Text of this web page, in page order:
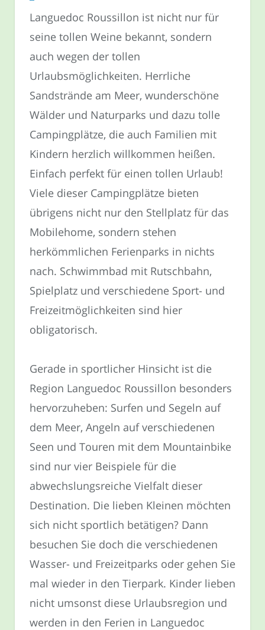
Languedoc Roussillon ist nicht nur für
seine tollen Weine bekannt, sondern
auch wegen der tollen
Urlaubsmöglichkeiten. Herrliche
Sandstrände am Meer, wunderschöne
Wälder und Naturparks und dazu tolle
Campingplätze, die auch Familien mit
Kindern herzlich willkommen heißen.
Einfach perfekt für einen tollen Urlaub!
Viele dieser Campingplätze bieten
übrigens nicht nur den Stellplatz für das
Mobilehome, sondern stehen
herkömmlichen Ferienparks in nichts
nach. Schwimmbad mit Rutschbahn,
Spielplatz und verschiedene Sport- und
Freizeitmöglichkeiten sind hier
obligatorisch.
Gerade in sportlicher Hinsicht ist die
Region Languedoc Roussillon besonders
hervorzuheben: Surfen und Segeln auf
dem Meer, Angeln auf verschiedenen
Seen und Touren mit dem Mountainbike
sind nur vier Beispiele für die
abwechslungsreiche Vielfalt dieser
Destination. Die lieben Kleinen möchten
sich nicht sportlich betätigen? Dann
besuchen Sie doch die verschiedenen
Wasser- und Freizeitparks oder gehen Sie
mal wieder in den Tierpark. Kinder lieben
nicht umsonst diese Urlaubsregion und
werden in den Ferien in Languedoc